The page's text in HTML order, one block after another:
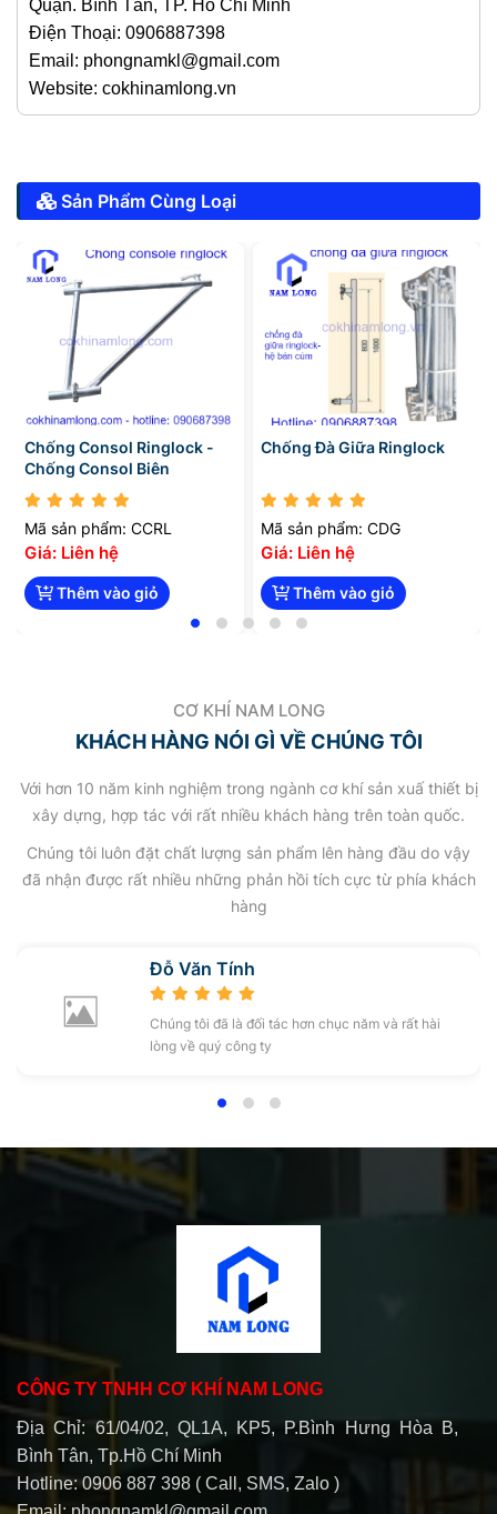
Quận. Bình Tân, TP. Hồ Chí Minh
Điện Thoại: 0906887398
Email: phongnamkl@gmail.com
Website: cokhinamlong.vn
Sản Phẩm Cùng Loại
Chống Consol Ringlock -
Chống Consol Biên
Mã sản phẩm: CCRL
Giá: Liên hệ
Thêm vào giỏ
Chống Đà Giữa Ringlock
Mã sản phẩm: CDG
Giá: Liên hệ
Thêm vào giỏ
CƠ KHÍ NAM LONG
KHÁCH HÀNG NÓI GÌ VỀ CHÚNG TÔI
Với hơn 10 năm kinh nghiệm trong ngành cơ khí sản xuấ thiết bị
xây dựng, hợp tác với rất nhiều khách hàng trên toàn quốc.
Chúng tôi luôn đặt chất lượng sản phẩm lên hàng đầu do vậy
đã nhận được rất nhiều những phản hồi tích cực từ phía khách
hàng
Đỗ Văn Tính
Chúng tôi đã là đối tác hơn chục năm và rất hài
lòng về quý công ty
CÔNG TY TNHH CƠ KHÍ NAM LONG
Địa Chỉ: 61/04/02, QL1A, KP5, P.Bình Hưng Hòa B,
Bình Tân, Tp.Hồ Chí Minh
Hotline: 0906 887 398 ( Call, SMS, Zalo )